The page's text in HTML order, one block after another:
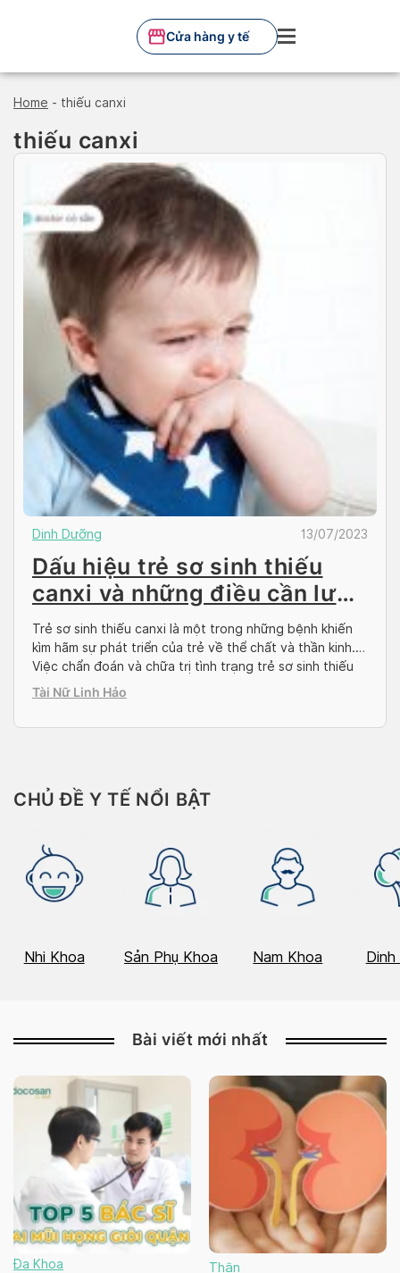
Cửa hàng y tế
Home - thiếu canxi
thiếu canxi
Dinh Dưỡng 13/07/2023
Dấu hiệu trẻ sơ sinh thiếu
canxi và những điều cần lưu
ý
Trẻ sơ sinh thiếu canxi là một trong những bệnh khiến
kìm hãm sự phát triển của trẻ về thể chất và thần kinh.
Việc chẩn đoán và chữa trị tình trạng trẻ sơ sinh thiếu
canxi rất quan trọng. Thông qua bài viết dưới đây,
Tài Nữ Linh Hảo
CHỦ ĐỀ Y TẾ NỔI BẬT
Nhi Khoa Sản Phụ Khoa Nam Khoa Dinh
Bài viết mới nhất
Đa Khoa Thận